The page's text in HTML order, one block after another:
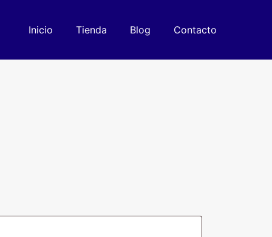
Inicio Tienda Blog Contacto